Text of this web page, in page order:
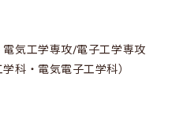
内容、成績集計表）
気工学専攻/電子工学専攻
科・電気電子工学科）